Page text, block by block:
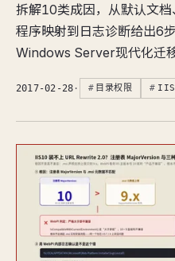
拆解10类成因，从默认文
程序映射到日志诊断给出6
Windows Server现代化迁移
2017-02-28 · 目录权限 IIS